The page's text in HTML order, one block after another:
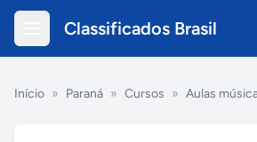
Classificados Brasil
Início » Paraná » Cursos » Aulas